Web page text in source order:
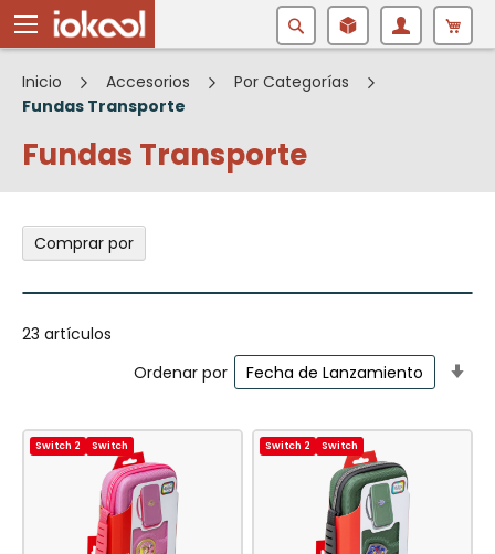
Buscar
Inicio Accesorios
Por Categorías
Fundas Transporte
Fundas Transporte
23 artículos
Ordenar por
Switch 2 Switch Switch 2 Switch
Comprar por